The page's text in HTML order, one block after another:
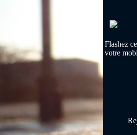
Flashez
votre